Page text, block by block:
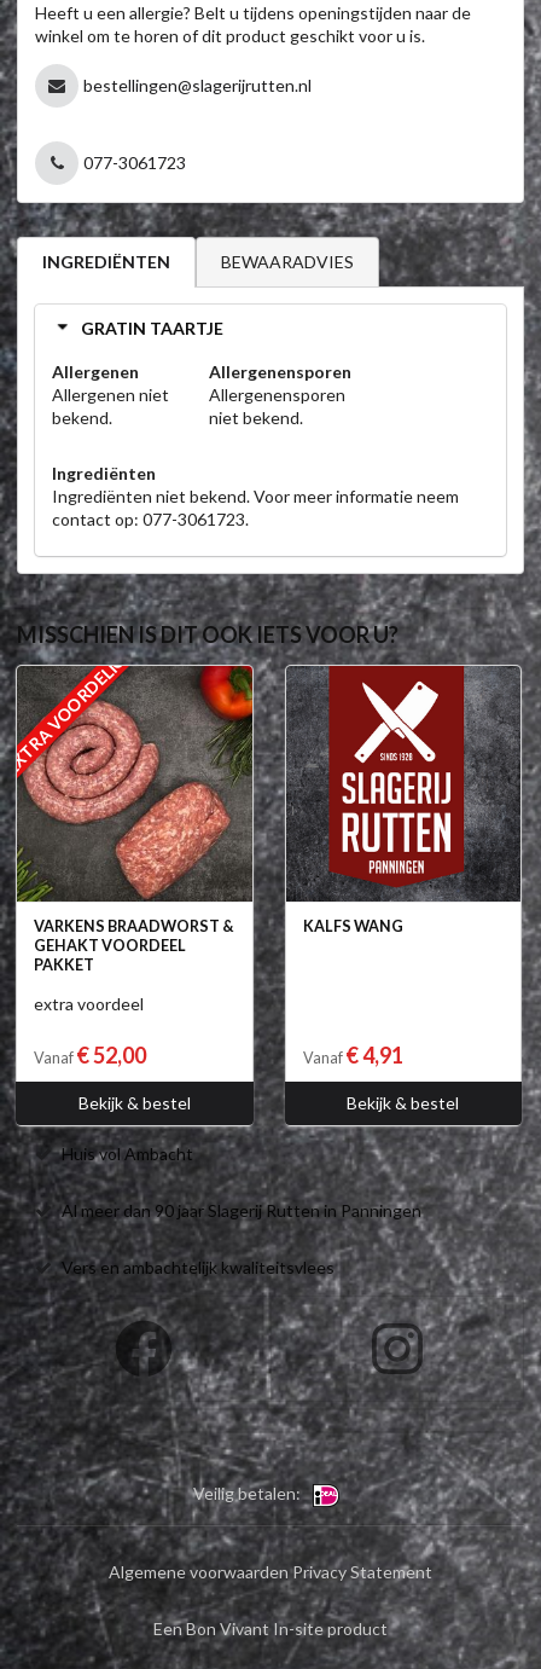
Heeft u een allergie? Belt u tijdens openingstijden naar de
winkel om te horen of dit product geschikt voor u is.
bestellingen@slagerijrutten.nl
077-3061723
INGREDIËNTEN BEWAARADVIES
GRATIN TAARTJE
Allergenen
Allergenen niet
bekend.
Allergenensporen
Allergenensporen
niet bekend.
Ingrediënten
Ingrediënten niet bekend. Voor meer informatie neem
contact op: 077-3061723.
MISSCHIEN IS DIT OOK IETS VOOR U?
EXTRA VOORDELIG
VARKENS BRAADWORST &
GEHAKT VOORDEEL
PAKKET
extra voordeel
Vanaf € 52,00
Bekijk & bestel
KALFS WANG
Vanaf € 4,91
Bekijk & bestel
Huis vol Ambacht
Al meer dan 90 jaar Slagerij Rutten in Panningen
Vers en ambachtelijk kwaliteitsvlees
Veilig betalen:
Algemene voorwaarden Privacy Statement
Een Bon Vivant In-site product